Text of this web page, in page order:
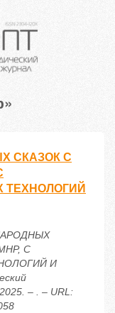
СКАЗОК С
С
И
– . – URL: